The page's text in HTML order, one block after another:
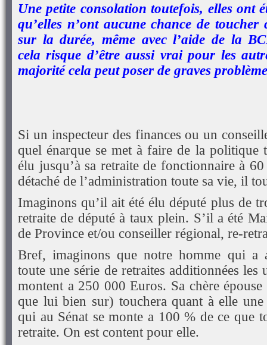
Une petite consolation toutefois, elles ont
qu’elles n’ont aucune chance de toucher
sur la durée, même avec l’aide de la
cela risque d’être aussi vrai pour les
majorité cela peut poser de graves
Si un inspecteur des finances ou un
quel énarque se met à faire de la politique
élu jusqu’à sa retraite de fonctionnaire à
détaché de l’administration toute sa vie, il
Imaginons qu’il ait été élu député plus de
retraite de député à taux plein. S’il a été
de Province et/ou conseiller régional, re-
Bref, imaginons que notre homme qui a
toute une série de retraites additionnées les
montent a 250 000 Euros. Sa chère
que lui bien sur) touchera quant à elle
qui au Sénat se monte a 100 % de ce que
retraite. On est content pour elle.